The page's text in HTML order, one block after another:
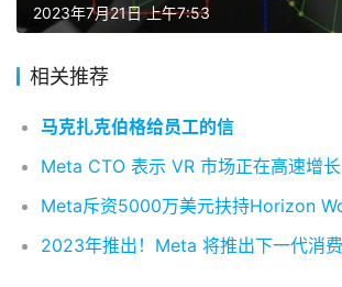
2023年7月21日 上午7:53
相关推荐
马克扎克伯格给员工的信
Meta CTO 表示 VR 市场正在高速增长